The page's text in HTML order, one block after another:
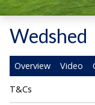
Wedshed
Overview Video
T&Cs